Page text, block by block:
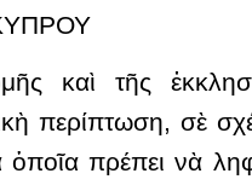
καὶ τῆς
περίπτωση, σὲ
ὁποῖα πρέπει νὰ